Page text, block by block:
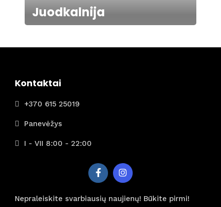
Juodkalnija
Kontaktai
+370 615 25019
Panevėžys
I - VII 8:00 - 22:00
Nepraleiskite svarbiausių naujienų! Būkite pirmi!